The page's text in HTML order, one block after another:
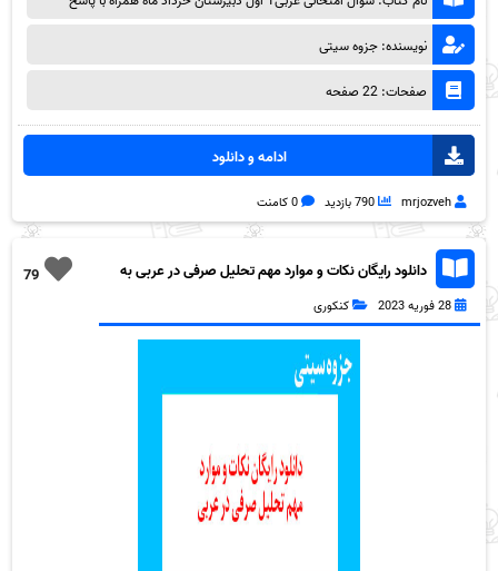
نویسنده: جزوه سیتی
صفحات: 22 صفحه
ادامه و دانلود
mrjozveh 790 بازدید 0 کامنت
79
دانلود رایگان نکات و موارد مهم تحلیل صرفی در عربی به
28 فوریه 2023 کنکوری